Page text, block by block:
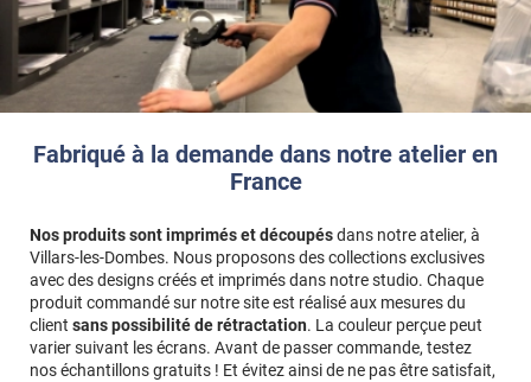
Fabriqué à la demande dans notre atelier en
France
Nos produits sont imprimés et découpésdans notre atelier, à
Villars-les-Dombes. Nous proposons des collections exclusives
avec des designs créés et imprimés dans notre studio. Chaque
produit commandé sur notre site est réalisé aux mesures du
client sans possibilité de rétractation. La couleur perçue peut
varier suivant les écrans. Avant de passer commande, testez
nos échantillons gratuits ! Et évitez ainsi de ne pas être satisfait,